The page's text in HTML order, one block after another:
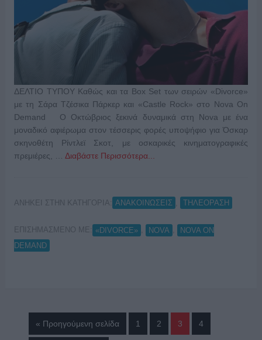
ΔΕΛΤΙΟ ΤΥΠΟΥ Καθώς και τα Box Set των σειρών «Divorce»
με τη Σάρα Τζέσικα Πάρκερ και «Castle Rock» στο Nova On
Demand Ο Οκτώβριος ξεκινά δυναμικά στη Nova με ένα
μοναδικό αφιέρωμα στον τέσσερις φορές υποψήφιο για Όσκαρ
σκηνοθέτη Ρίντλεϊ Σκοτ, με οσκαρικές κινηματογραφικές
πρεμιέρες, … Διαβάστε Περισσότερα...
ΑΝΗΚΕΙ ΣΤΗΝ ΚΑΤΗΓΟΡΙΑ: ΑΝΑΚΟΙΝΩΣΕΙΣ ΤΗΛΕΟΡΑΣΗ
ΕΠΙΣΗΜΑΣΜΕΝΟ ΜΕ: «DIVORCE» NOVA
NOVA ON
DEMAND
« Προηγούμενη σελίδα 1 2 3 4